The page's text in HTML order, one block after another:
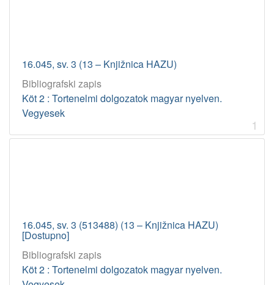
16.045, sv. 3 (13 – Knjižnica HAZU)
Bibliografski zapis
Köt 2 : Tortenelmi dolgozatok magyar nyelven.
Vegyesek
1
16.045, sv. 3 (513488) (13 – Knjižnica HAZU)
[Dostupno]
Bibliografski zapis
Köt 2 : Tortenelmi dolgozatok magyar nyelven.